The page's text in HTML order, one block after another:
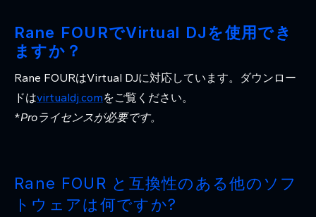
Rane FOURでVirtual DJを使用でき
ますか？
Rane FOURはVirtual DJに対応しています。ダウンロー
ドはvirtualdj.comをご覧ください。
*Proライセンスが必要です。
Rane FOUR と互換性のある他のソフ
トウェアは何ですか?